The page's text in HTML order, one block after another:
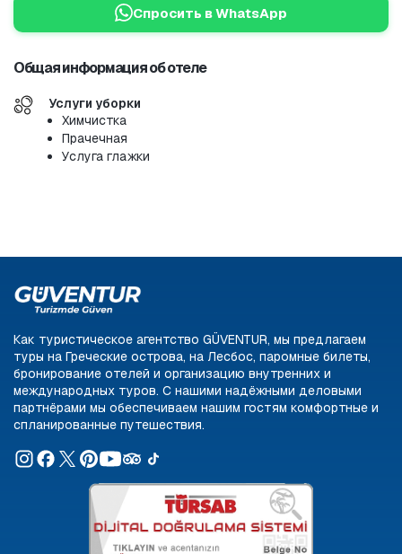
Спросить в WhatsApp
Общая информация об отеле
Услуги уборки
Химчистка
Прачечная
Услуга глажки
Как туристическое агентство GÜVENTUR, мы предлагаем
туры на Греческие острова, на Лесбос, паромные билеты,
бронирование отелей и организацию внутренних и
международных туров. С нашими надёжными деловыми
партнёрами мы обеспечиваем нашим гостям комфортные и
спланированные путешествия.